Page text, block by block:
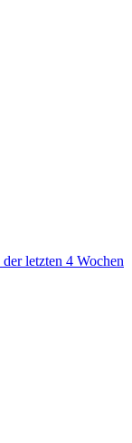
letzten 4 Wochen